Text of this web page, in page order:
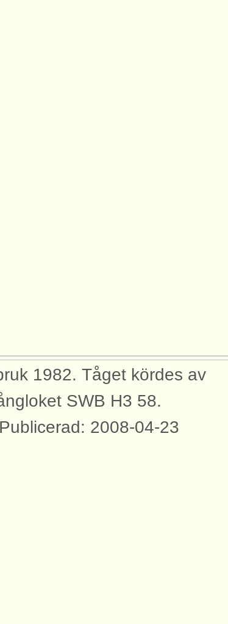
1982. Tåget kördes av
SWB H3 58.
2008-04-23